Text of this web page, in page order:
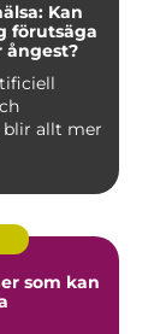
Kan
förutsäga
ångest?
allt mer
som kan